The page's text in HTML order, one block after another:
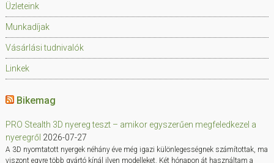
Üzleteink
Munkadíjak
Vásárlási tudnivalók
Linkek
Bikemag
PRO Stealth 3D nyereg teszt – amikor egyszerűen megfeledkezel a
nyeregről 2026-07-27
A 3D nyomtatott nyergek néhány éve még igazi különlegességnek számítottak, ma
viszont egyre több gyártó kínál ilyen modelleket. Két hónapon át használtam a